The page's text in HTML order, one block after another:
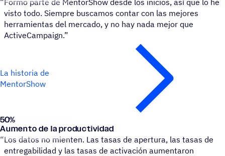
“Formo parte de MentorShow desde los inicios, así que lo he
visto todo. Siempre buscamos contar con las mejores
herramientas del mercado, y no hay nada mejor que
ActiveCampaign.”
La historia de
MentorShow
UBITS
50%
Aumento de la productividad
“Los datos no mienten. Las tasas de apertura, las tasas de
entregabilidad y las tasas de activación aumentaron